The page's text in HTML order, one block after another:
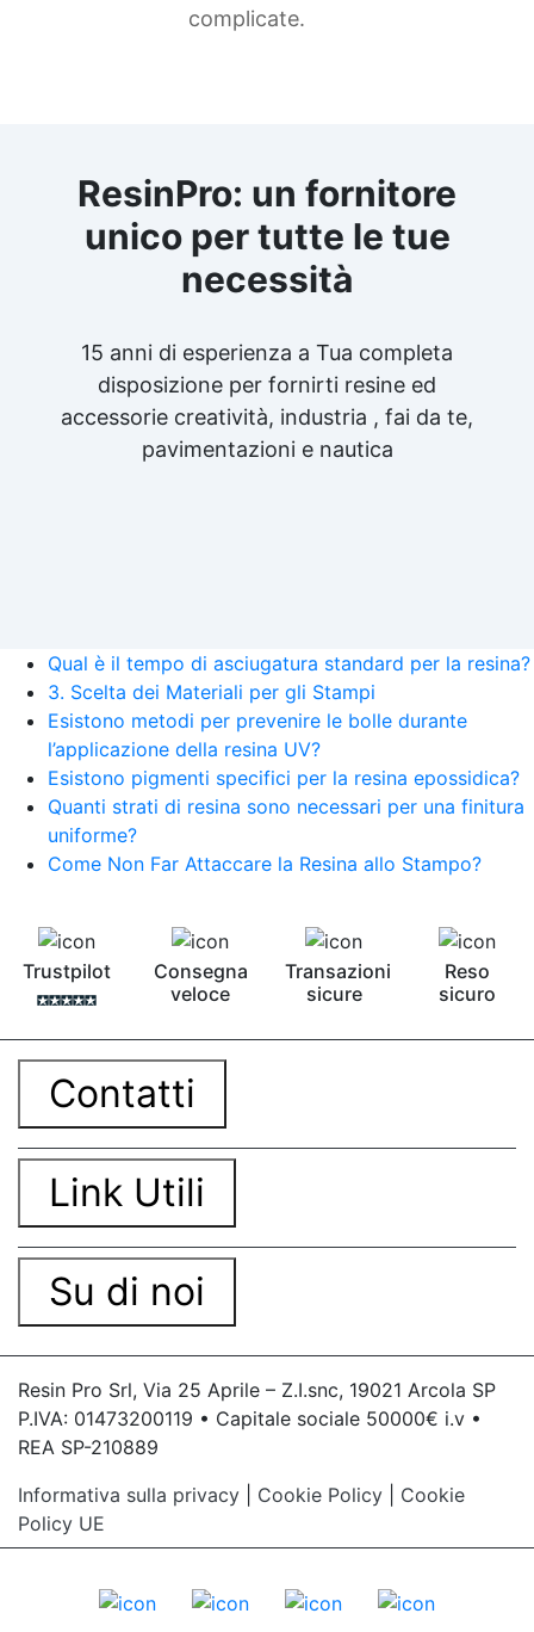
complicate.
ResinPro: un fornitore
unico per tutte le tue
necessità
15 anni di esperienza a Tua completa
disposizione per fornirti resine ed
accessorie creatività, industria , fai da te,
pavimentazioni e nautica
Qual è il tempo di asciugatura standard per la resina?
3. Scelta dei Materiali per gli Stampi
Esistono metodi per prevenire le bolle durante
l’applicazione della resina UV?
Esistono pigmenti specifici per la resina epossidica?
Quanti strati di resina sono necessari per una finitura
uniforme?
Come Non Far Attaccare la Resina allo Stampo?
Trustpilot
Consegna
veloce
Transazioni
sicure
Reso
sicuro
Contatti
Link Utili
Su di noi
Resin Pro Srl, Via 25 Aprile – Z.I.snc, 19021 Arcola SP
P.IVA: 01473200119 • Capitale sociale 50000€ i.v •
REA SP-210889
Informativa sulla privacy
Cookie Policy
Cookie
Policy UE